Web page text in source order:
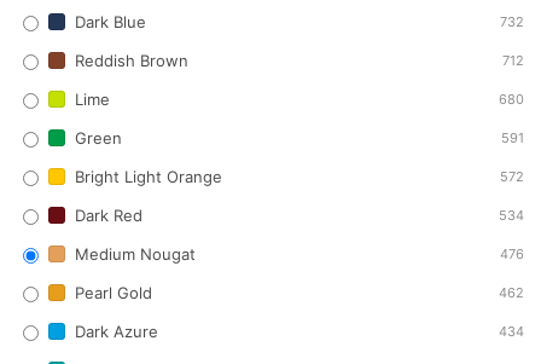
Dark Blue 732
Reddish Brown 712
Lime 680
Green 591
Bright Light Orange 572
Dark Red 534
Medium Nougat 476
Pearl Gold 462
Dark Azure 434